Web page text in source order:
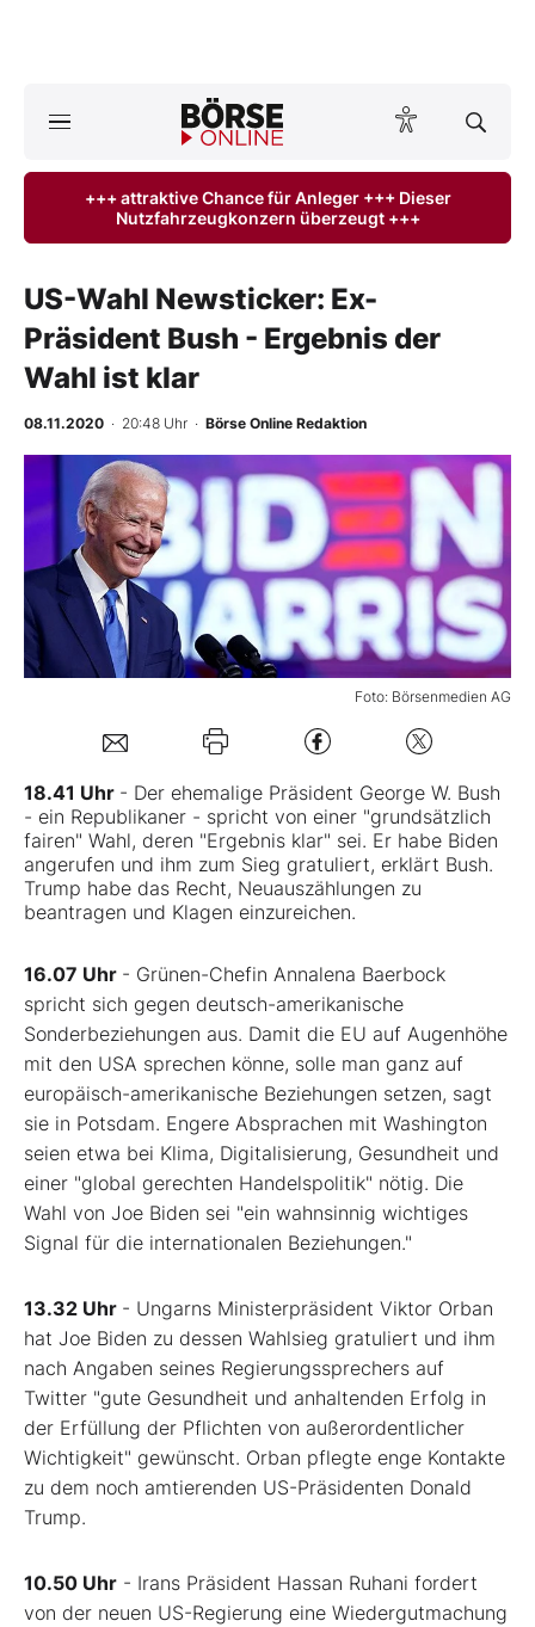
ktuelle Ausgabe BÖRSE ONLINE lesen
Finanz-Check
BO-Musterdepots
Experten
Mein B:O
Mein Konto
Folgen Sie uns
Kontakt
+++ attraktive Chance für Anleger +++ Dieser
Nutzfahrzeugkonzern überzeugt +++
US-Wahl Newsticker: Ex-
Präsident Bush - Ergebnis der
Wahl ist klar
08.11.2020 · 20:48 Uhr · Börse Online Redaktion
Foto: Börsenmedien AG
18.41 Uhr - Der ehemalige Präsident George W. Bush
- ein Republikaner - spricht von einer "grundsätzlich
fairen" Wahl, deren "Ergebnis klar" sei. Er habe Biden
angerufen und ihm zum Sieg gratuliert, erklärt Bush.
Trump habe das Recht, Neuauszählungen zu
beantragen und Klagen einzureichen.
16.07 Uhr - Grünen-Chefin Annalena Baerbock
spricht sich gegen deutsch-amerikanische
Sonderbeziehungen aus. Damit die EU auf Augenhöhe
mit den USA sprechen könne, solle man ganz auf
europäisch-amerikanische Beziehungen setzen, sagt
sie in Potsdam. Engere Absprachen mit Washington
seien etwa bei Klima, Digitalisierung, Gesundheit und
einer "global gerechten Handelspolitik" nötig. Die
Wahl von Joe Biden sei "ein wahnsinnig wichtiges
Signal für die internationalen Beziehungen."
13.32 Uhr - Ungarns Ministerpräsident Viktor Orban
hat Joe Biden zu dessen Wahlsieg gratuliert und ihm
nach Angaben seines Regierungssprechers auf
Twitter "gute Gesundheit und anhaltenden Erfolg in
der Erfüllung der Pflichten von außerordentlicher
Wichtigkeit" gewünscht. Orban pflegte enge Kontakte
zu dem noch amtierenden US-Präsidenten Donald
Trump.
10.50 Uhr - Irans Präsident Hassan Ruhani fordert
von der neuen US-Regierung eine Wiedergutmachung